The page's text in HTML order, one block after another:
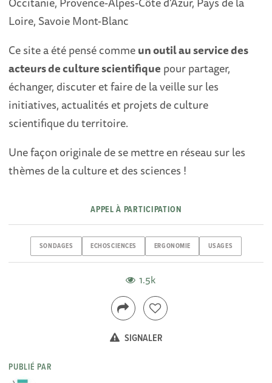
Loire, Savoie Mont-Blanc
Ce site a été pensé commeun outil au service des
acteurs de culture scientifique pour partager,
échanger, discuter et faire de la veille sur les
initiatives, actualités et projets de culture
scientifique du territoire.
Une façon originale de se mettre en réseau sur les
thèmes de la culture et des sciences !
APPEL À PARTICIPATION
SONDAGES ECHOSCIENCES ERGONOMIE USAGES
1.5k
SIGNALER
PUBLIÉ PAR